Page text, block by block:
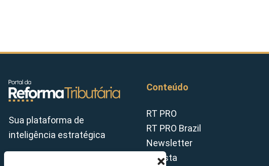
Sua plataforma de
inteligência estratégica
Conteúdo
RT PRO
RT PRO Brazil
Newsletter
Revista